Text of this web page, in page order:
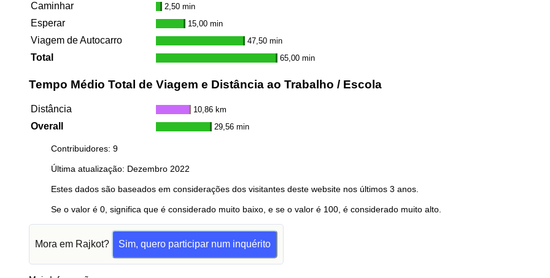
Caminhar 2,50 min
Esperar 15,00 min
Viagem de Autocarro 47,50 min
Total 65,00 min
Tempo Médio Total de Viagem e Distância ao Trabalho / Escola
Distância 10,86 km
Overall 29,56 min
Contribuidores: 9
Última atualização: Dezembro 2022
Estes dados são baseados em considerações dos visitantes deste website nos últimos 3 anos.
Se o valor é 0, significa que é considerado muito baixo, e se o valor é 100, é considerado muito alto.
Mora em Rajkot? Sim, quero participar num inquérito